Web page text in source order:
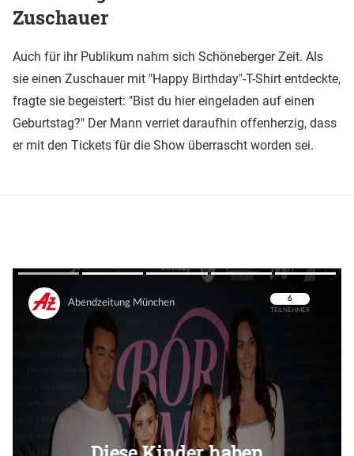
Zuschauer
Auch für ihr Publikum nahm sich Schöneberger Zeit. Als
sie einen Zuschauer mit "Happy Birthday"-T-Shirt entdeckte,
fragte sie begeistert: "Bist du hier eingeladen auf einen
Geburtstag?" Der Mann verriet daraufhin offenherzig, dass
er mit den Tickets für die Show überrascht worden sei.
Überspringen